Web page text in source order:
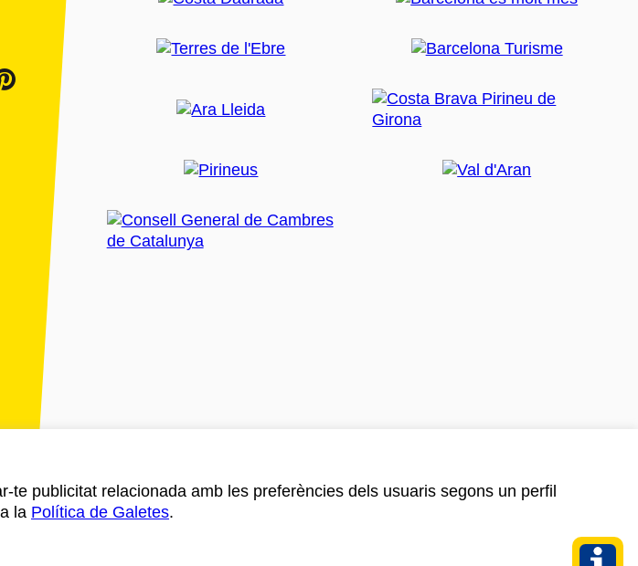
publicitat relacionada amb les preferències dels usuaris segons un perfil
la Política de Galetes.